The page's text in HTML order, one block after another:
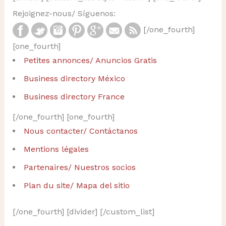
Rejoignez-nous/ Síguenos:
[/one_fourth]
[one_fourth]
Petites annonces/ Anuncios Gratis
Business directory México
Business directory France
[/one_fourth] [one_fourth]
Nous contacter/ Contáctanos
Mentions légales
Partenaires/ Nuestros socios
Plan du site/ Mapa del sitio
[/one_fourth] [divider] [/custom_list]